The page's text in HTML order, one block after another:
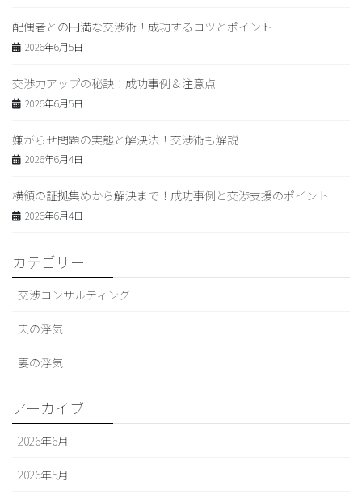
配偶者との円満な交渉術！成功するコツとポイント
2026年6月5日
交渉力アップの秘訣！成功事例＆注意点
2026年6月5日
嫌がらせ問題の実態と解決法！交渉術も解説
2026年6月4日
横領の証拠集めから解決まで！成功事例と交渉支援のポイント
2026年6月4日
カテゴリー
交渉コンサルティング
夫の浮気
妻の浮気
アーカイブ
2026年6月
2026年5月